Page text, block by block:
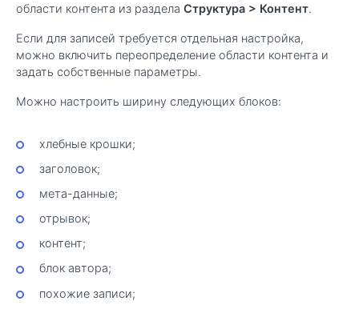
области контента из раздела Структура > Контент.
Если для записей требуется отдельная настройка,
можно включить переопределение области контента и
задать собственные параметры.
Можно настроить ширину следующих блоков:
хлебные крошки;
заголовок;
мета-данные;
отрывок;
контент;
блок автора;
похожие записи;